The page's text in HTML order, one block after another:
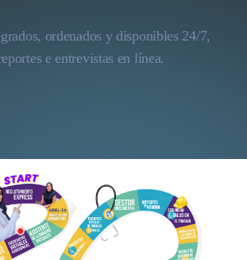
ordenados y disponibles 24/7,
e entrevistas en línea.